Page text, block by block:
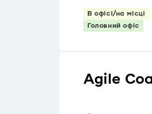
В офісі/на місці
Головний офіс
Agile